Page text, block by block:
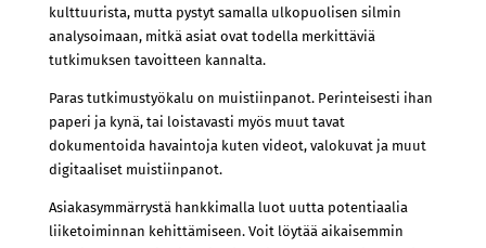
kulttuurista, mutta pystyt samalla ulkopuolisen silmin
analysoimaan, mitkä asiat ovat todella merkittäviä
tutkimuksen tavoitteen kannalta.
Paras tutkimustyökalu on muistiinpanot. Perinteisesti ihan
paperi ja kynä, tai loistavasti myös muut tavat
dokumentoida havaintoja kuten videot, valokuvat ja muut
digitaaliset muistiinpanot.
Asiakasymmärrystä hankkimalla luot uutta potentiaalia
liiketoiminnan kehittämiseen. Voit löytää aikaisemmin